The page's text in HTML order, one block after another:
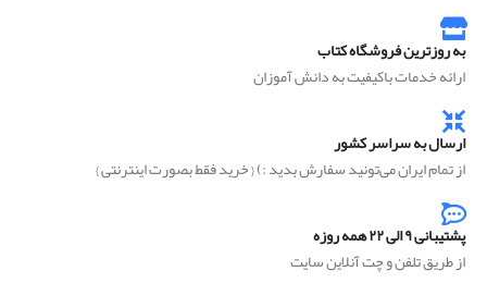
به روزترین فروشگاه کتاب
ارائه خدمات باکیفیت به دانش آموزان
ارسال به سراسر کشور
از تمام ایران می‌تونید سفارش بدید :) { خرید فقط بصورت اینترنتی }
پشتیبانی ۹ الی ۲۲ همه روزه
از طریق تلفن و چت آنلاین سایت